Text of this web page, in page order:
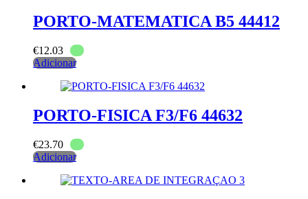
PORTO-MATEMATICA B5 44412
€12.03
Adicionar
PORTO-FISICA F3/F6 44632
€23.70
Adicionar